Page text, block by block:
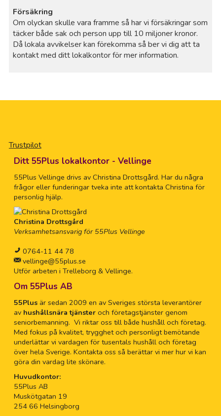
Försäkring
Om olyckan skulle vara framme så har vi försäkringar som
täcker både sak och person upp till 10 miljoner kronor.
Då lokala avvikelser kan förekomma så ber vi dig att ta
kontakt med ditt lokalkontor för mer information.
Trustpilot
Ditt 55Plus lokalkontor - Vellinge
55Plus Vellinge drivs av Christina Drottsgård. Har du några
frågor eller funderingar tveka inte att kontakta Christina för
personlig hjälp.
Christina Drottsgård
Verksamhetsansvarig för 55Plus Vellinge
0764-11 44 78
vellinge@55plus.se
Utför arbeten i Trelleborg & Vellinge.
Om 55Plus AB
55Plusär sedan 2009 en av Sveriges största leverantörer
av hushållsnära tjänsteroch företagstjänster genom
seniorbemanning. Vi riktar oss till både hushåll och företag.
Med fokus på kvalitet, trygghet och personligt bemötande
underlättar vi vardagen för tusentals hushåll och företag
över hela Sverige. Kontakta oss så berättar vi mer hur vi kan
göra din vardag lite skönare.
Huvudkontor:
55Plus AB
Muskötgatan 19
254 66 Helsingborg